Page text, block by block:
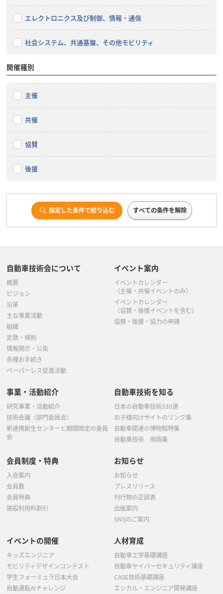
エレクトロニクス及び制御、情報・通信
社会システム、共通基盤、その他モビリティ
開催種別
主催
共催
協賛
後援
指定した条件で絞り込む すべての条件を解除
自動車技術会について
概要
ビジョン
沿革
主な事業活動
組織
定款・規則
情報開示・公告
各種お手続き
ペーパーレス促進活動
イベント案内
イベントカレンダー
（主催・共催イベントのみ）
イベントカレンダー
（協賛・後援イベントを含む）
協賛・後援・協力の申請
事業・活動紹介
研究事業・活動紹介
技術会議（部門委員会）
新連携創生センターと期間限定の委員
会
自動車技術を知る
日本の自動車技術330選
お子様向けサイトのリンク集
自動車関連の博物館特集
自動車技術 用語集
会員制度・特典
入会案内
会員数
会員特典
施設利用料割引
お知らせ
お知らせ
プレスリリース
刊行物の正誤表
出版案内
SNSのご案内
イベントの開催
キッズエンジニア
モビリティデザインコンテスト
学生フォーミュラ日本大会
自動運転AIチャレンジ
人材育成
自動車工学基礎講座
自動車サイバーセキュリティ講座
CASE技術基礎講座
エシカル・エンジニア開発講座